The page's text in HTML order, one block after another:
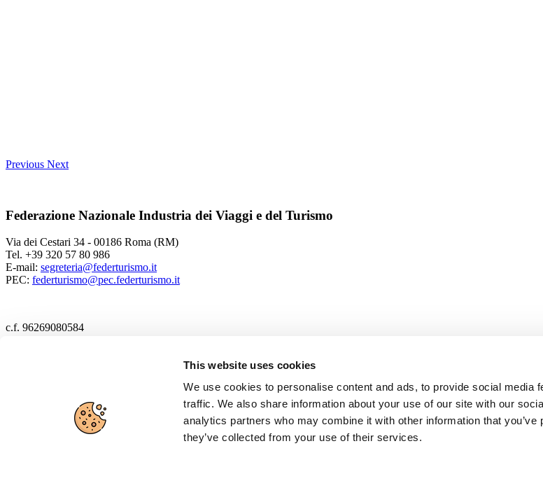
This website uses cookies
We use cookies to personalise content and ads, to provide social media
traffic. We also share information about your use of our site with our
analytics partners who may combine it with other information that you’ve
they’ve collected from your use of their services.
Previous Next
Federazione Nazionale Industria dei Viaggi e del Turismo
Via dei Cestari 34 - 00186 Roma (RM)
Tel. +39 320 57 80 986
E-mail: segreteria@federturismo.it
PEC: federturismo@pec.federturismo.it
c.f. 96269080584
Privacy policy